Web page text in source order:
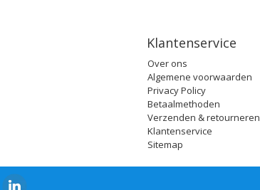
Klantenservice
Over ons
Algemene voorwaarden
Privacy Policy
Betaalmethoden
Verzenden & retourneren
Klantenservice
Sitemap